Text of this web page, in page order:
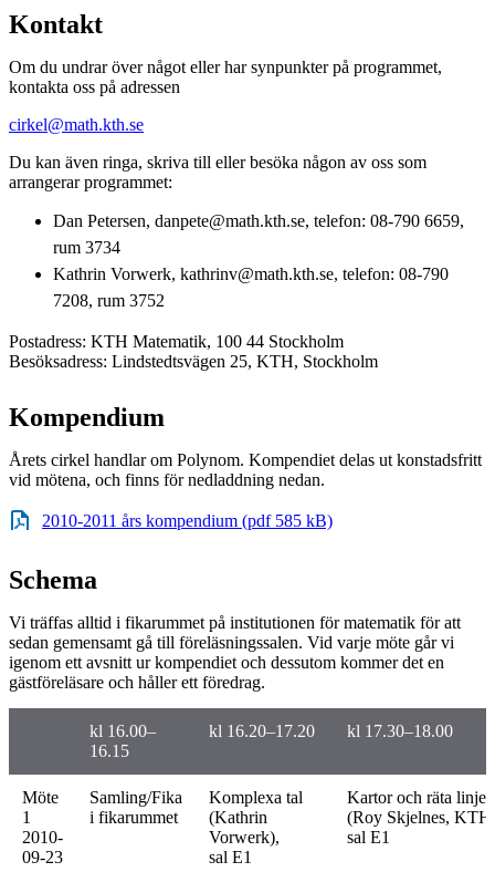
Kontakt
Om du undrar över något eller har synpunkter på programmet,
kontakta oss på adressen
cirkel@math.kth.se
Du kan även ringa, skriva till eller besöka någon av oss som
arrangerar programmet:
Dan Petersen, danpete@math.kth.se, telefon: 08-790 6659,
rum 3734
Kathrin Vorwerk, kathrinv@math.kth.se, telefon: 08-790
7208, rum 3752
Postadress: KTH Matematik, 100 44 Stockholm
Besöksadress: Lindstedtsvägen 25, KTH, Stockholm
Kompendium
Årets cirkel handlar om Polynom. Kompendiet delas ut konstadsfritt
vid mötena, och finns för nedladdning nedan.
2010-2011 års kompendium (pdf 585 kB)
Schema
Vi träffas alltid i fikarummet på institutionen för matematik för att
sedan gemensamt gå till föreläsningssalen. Vid varje möte går vi
igenom ett avsnitt ur kompendiet och dessutom kommer det en
gästföreläsare och håller ett föredrag.
kl 16.00–
16.15
kl 16.20–17.20 kl 17.30–18.00
Möte
1
2010-
09-23
Samling/Fika
i fikarummet
Komplexa tal
(Kathrin
Vorwerk),
sal E1
Kartor och räta linjer
(Roy Skjelnes,
sal E1